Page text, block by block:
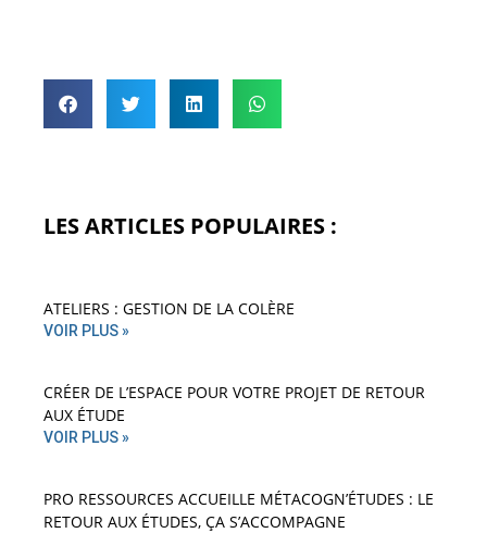
LES ARTICLES POPULAIRES :
ATELIERS : GESTION DE LA COLÈRE
VOIR PLUS »
CRÉER DE L’ESPACE POUR VOTRE PROJET DE RETOUR
AUX ÉTUDE
VOIR PLUS »
PRO RESSOURCES ACCUEILLE MÉTACOGN’ÉTUDES : LE
RETOUR AUX ÉTUDES, ÇA S’ACCOMPAGNE